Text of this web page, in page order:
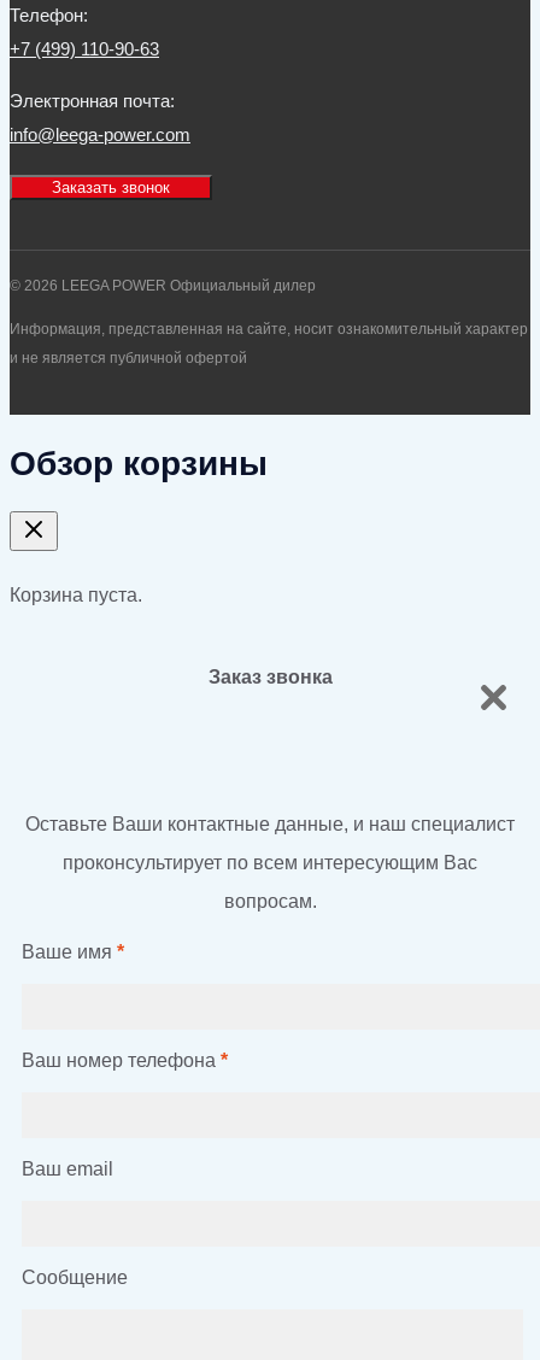
Телефон:
+7 (499) 110-90-63
Электронная почта:
info@leega-power.com
Заказать звонок
© 2026 LEEGA POWER Официальный дилер
Информация, представленная на сайте, носит ознакомительный характер
и не является публичной офертой
Обзор корзины
Корзина пуста.
Заказ звонка
Оставьте Ваши контактные данные, и наш специалист
проконсультирует по всем интересующим Вас
вопросам.
Ваше имя *
Ваш номер телефона *
Ваш email
Сообщение